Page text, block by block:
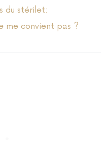
du stérilet:
me convient pas ?